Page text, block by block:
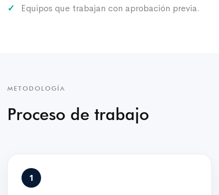
Equipos que trabajan con aprobación previa.
METODOLOGÍA
Proceso de trabajo